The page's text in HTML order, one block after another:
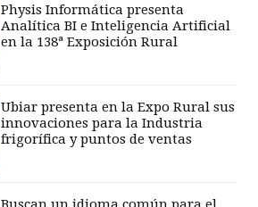
Physis Informática presenta
Analítica BI e Inteligencia Artificial
en la 138ª Exposición Rural
Ubiar presenta en la Expo Rural sus
innovaciones para la Industria
frigorífica y puntos de ventas